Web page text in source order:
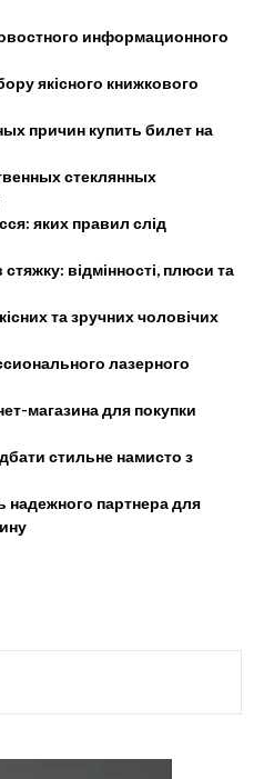
информационного
якісного книжкового
причин купить билет на
стеклянных
яких правил слід
відмінності, плюси та
та зручних чоловічих
лазерного
магазина для покупки
стильне намисто з
партнера для